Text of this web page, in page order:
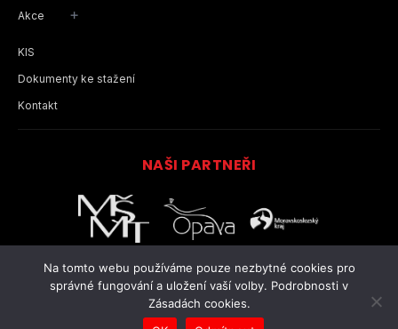
Na tomto webu používáme pouze nezbytné cookies pro
správné fungování a uložení vaší volby. Podrobnosti v
Zásadách cookies.
Akce +
KIS
Dokumenty ke stažení
Kontakt
NAŠI PARTNEŘI
www.judoslezanopava.cz- Judo Slezan Opava
Tvorba a správa webových stránek